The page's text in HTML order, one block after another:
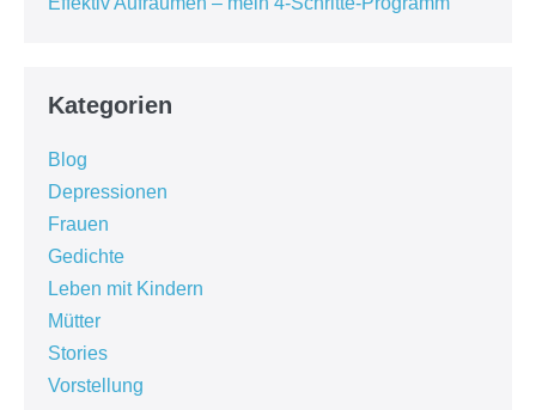
Kategorien
Blog
Depressionen
Frauen
Gedichte
Leben mit Kindern
Mütter
Stories
Vorstellung